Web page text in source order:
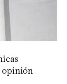
opinión